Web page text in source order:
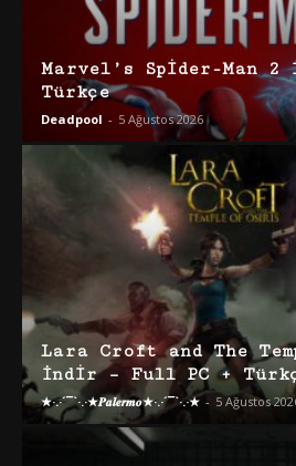
Marvel’s Spider-Man
Türkçe
Deadpool - 5 Ağustos 2026
Lara Croft and The
İndir – Full PC +
★·.·´¯`·.·★𝑷𝒂𝒍𝒆𝒓𝒎𝒐★·.·´¯`·.·★ - 5 Ağustos